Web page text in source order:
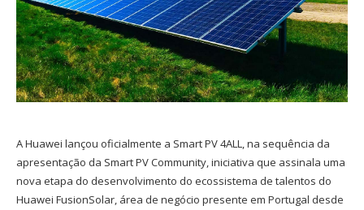
A Huawei lançou oficialmente a Smart PV 4ALL, na sequência da
apresentação da Smart PV Community, iniciativa que assinala uma
nova etapa do desenvolvimento do ecossistema de talentos do
Huawei FusionSolar, área de negócio presente em Portugal desde